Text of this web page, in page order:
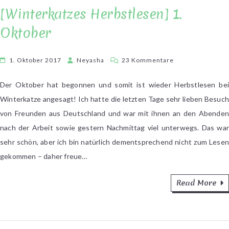
[Winterkatzes Herbstlesen] 1.
Oktober
1. Oktober 2017 Neyasha 23 Kommentare
Herbstlesen]
1.
Der Oktober hat begonnen und somit ist wieder Herbstlesen bei
Winterkatze angesagt! Ich hatte die letzten Tage sehr lieben Besuch
von Freunden aus Deutschland und war mit ihnen an den Abenden
nach der Arbeit sowie gestern Nachmittag viel unterwegs. Das war
sehr schön, aber ich bin natürlich dementsprechend nicht zum Lesen
gekommen – daher freue…
Read More